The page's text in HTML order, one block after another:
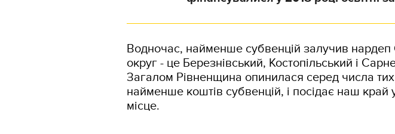
Водночас, найменше субвенцій залучив нардеп
округ - це Березнівський, Костопільський і
Загалом Рівненщина опинилася серед числа
найменше коштів субвенцій, і посідає наш край
місце.